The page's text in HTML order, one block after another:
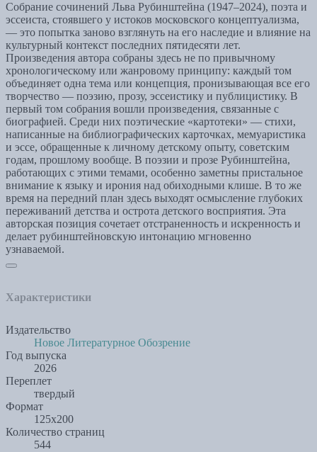
Собрание сочинений Льва Рубинштейна (1947–2024), поэта и
эссеиста, стоявшего у истоков московского концептуализма,
— это попытка заново взглянуть на его наследие и влияние на
культурный контекст последних пятидесяти лет.
Произведения автора собраны здесь не по привычному
хронологическому или жанровому принципу: каждый том
объединяет одна тема или концепция, пронизывающая все его
творчество — поэзию, прозу, эссеистику и публицистику. В
первый том собрания вошли произведения, связанные с
биографией. Среди них поэтические «картотеки» — стихи,
написанные на библиографических карточках, мемуаристика
и эссе, обращенные к личному детскому опыту, советским
годам, прошлому вообще. В поэзии и прозе Рубинштейна,
работающих с этими темами, особенно заметны пристальное
внимание к языку и ирония над обиходными клише. В то же
время на передний план здесь выходят осмысление глубоких
переживаний детства и острота детского восприятия. Эта
авторская позиция сочетает отстраненность и искренность и
делает рубинштейновскую интонацию мгновенно
узнаваемой.
Характеристики
Издательство
Новое Литературное Обозрение
Год выпуска
2026
Переплет
твердый
Формат
125х200
Количество страниц
544